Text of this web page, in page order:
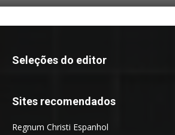
Seleções do editor
Sites recomendados
Regnum Christi Espanhol